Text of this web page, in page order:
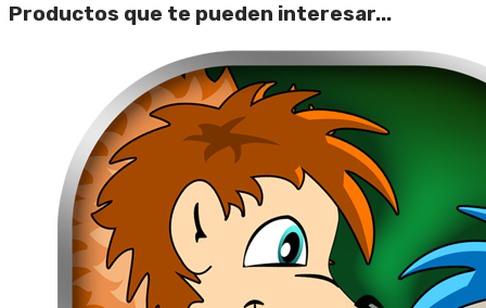
Productos que te pueden interesar...